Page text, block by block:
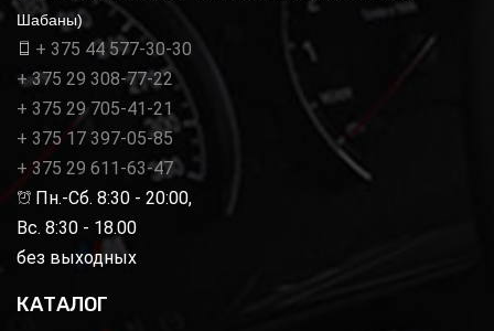
Шабаны)
+ 375 44 577-30-30
+ 375 29 308-77-22
+ 375 29 705-41-21
+ 375 17 397-05-85
+ 375 29 611-63-47
Пн.-Сб. 8:30 - 20:00,
Вс. 8:30 - 18.00
без выходных
КАТАЛОГ